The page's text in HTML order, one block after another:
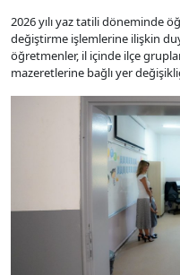
2026 yılı yaz tatili döneminde
değiştirme işlemlerine ilişkin
öğretmenler, il içinde ilçe
mazeretlerine bağlı yer